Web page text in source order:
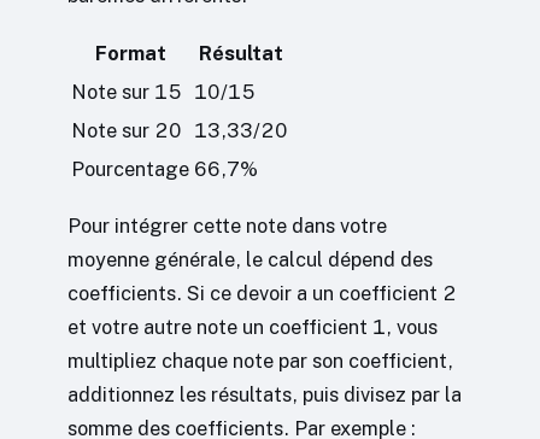
Format
Résultat
Note sur 15 10/15
Note sur 20 13,33/20
Pourcentage 66,7%
Pour intégrer cette note dans votre
moyenne générale, le calcul dépend des
coefficients. Si ce devoir a un coefficient 2
et votre autre note un coefficient 1, vous
multipliez chaque note par son coefficient,
additionnez les résultats, puis divisez par la
somme des coefficients. Par exemple :